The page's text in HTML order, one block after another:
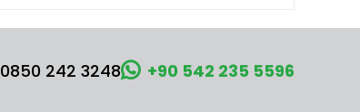
0850 242 3248 +90 542 235 5596